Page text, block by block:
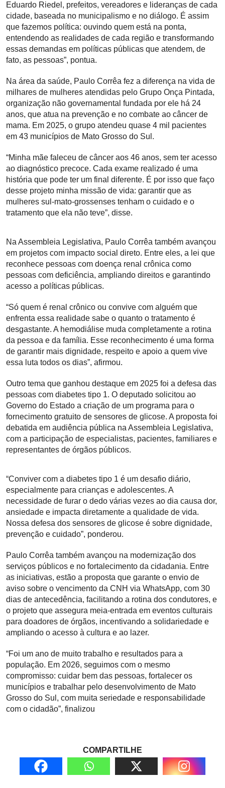
Eduardo Riedel, prefeitos, vereadores e lideranças de cada
cidade, baseada no municipalismo e no diálogo. É assim
que fazemos política: ouvindo quem está na ponta,
entendendo as realidades de cada região e transformando
essas demandas em políticas públicas que atendem, de
fato, as pessoas”, pontua.
Na área da saúde, Paulo Corrêa fez a diferença na vida de
milhares de mulheres atendidas pelo Grupo Onça Pintada,
organização não governamental fundada por ele há 24
anos, que atua na prevenção e no combate ao câncer de
mama. Em 2025, o grupo atendeu quase 4 mil pacientes
em 43 municípios de Mato Grosso do Sul.
“Minha mãe faleceu de câncer aos 46 anos, sem ter acesso
ao diagnóstico precoce. Cada exame realizado é uma
história que pode ter um final diferente. É por isso que faço
desse projeto minha missão de vida: garantir que as
mulheres sul-mato-grossenses tenham o cuidado e o
tratamento que ela não teve”, disse.
Na Assembleia Legislativa, Paulo Corrêa também avançou
em projetos com impacto social direto. Entre eles, a lei que
reconhece pessoas com doença renal crônica como
pessoas com deficiência, ampliando direitos e garantindo
acesso a políticas públicas.
“Só quem é renal crônico ou convive com alguém que
enfrenta essa realidade sabe o quanto o tratamento é
desgastante. A hemodiálise muda completamente a rotina
da pessoa e da família. Esse reconhecimento é uma forma
de garantir mais dignidade, respeito e apoio a quem vive
essa luta todos os dias”, afirmou.
Outro tema que ganhou destaque em 2025 foi a defesa das
pessoas com diabetes tipo 1. O deputado solicitou ao
Governo do Estado a criação de um programa para o
fornecimento gratuito de sensores de glicose. A proposta foi
debatida em audiência pública na Assembleia Legislativa,
com a participação de especialistas, pacientes, familiares e
representantes de órgãos públicos.
“Conviver com a diabetes tipo 1 é um desafio diário,
especialmente para crianças e adolescentes. A
necessidade de furar o dedo várias vezes ao dia causa dor,
ansiedade e impacta diretamente a qualidade de vida.
Nossa defesa dos sensores de glicose é sobre dignidade,
prevenção e cuidado”, ponderou.
Paulo Corrêa também avançou na modernização dos
serviços públicos e no fortalecimento da cidadania. Entre
as iniciativas, estão a proposta que garante o envio de
aviso sobre o vencimento da CNH via WhatsApp, com 30
dias de antecedência, facilitando a rotina dos condutores, e
o projeto que assegura meia-entrada em eventos culturais
para doadores de órgãos, incentivando a solidariedade e
ampliando o acesso à cultura e ao lazer.
“Foi um ano de muito trabalho e resultados para a
população. Em 2026, seguimos com o mesmo
compromisso: cuidar bem das pessoas, fortalecer os
municípios e trabalhar pelo desenvolvimento de Mato
Grosso do Sul, com muita seriedade e responsabilidade
com o cidadão”, finalizou
COMPARTILHE